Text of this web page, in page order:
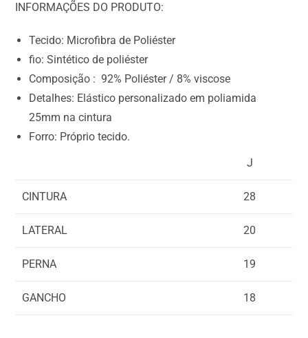
INFORMAÇÕES DO PRODUTO:
Tecido: Microfibra de Poliéster
fio: Sintético de poliéster
Composição : 92% Poliéster / 8% viscose
Detalhes: Elástico personalizado em poliamida
25mm na cintura
Forro: Próprio tecido.
J
CINTURA 28
LATERAL 20
PERNA 19
GANCHO 18